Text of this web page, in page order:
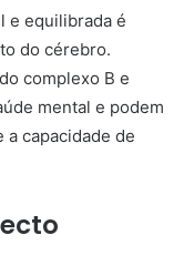
e equilibrada é
do cérebro.
complexo B e
mental e podem
a capacidade de